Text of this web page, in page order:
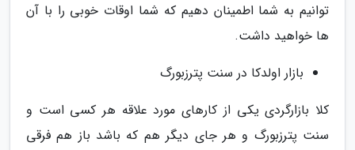
توانیم به شما اطمینان دهیم که شما اوقات خوبی را با آن
ها خواهید داشت.
بازار اولدکا در سنت پترزبورگ
کلا بازارگردی یکی از کارهای مورد علاقه هر کسی است و
سنت پترزبورگ و هر جای دیگر هم که باشد باز هم فرقی